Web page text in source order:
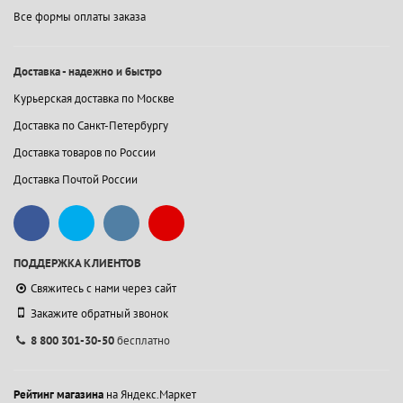
Все формы оплаты заказа
Доставка - надежно и быстро
Курьерская доставка по Москве
Доставка по Санкт-Петербургу
Доставка товаров по России
Доставка Почтой России
ПОДДЕРЖКА КЛИЕНТОВ
Свяжитесь с нами через сайт
Закажите обратный звонок
8 800 301-30-50бесплатно
Рейтинг магазина на Яндекс.Маркет